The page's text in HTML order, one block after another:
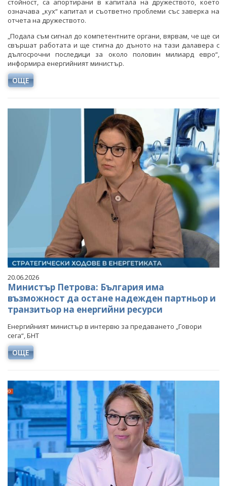
стойност, са апортирани в капитала на дружеството, което
означава „кух“ капитал и съответно проблеми със заверка на
отчета на дружеството.
„Подала съм сигнал до компетентните органи, вярвам, че ще си
свършат работата и ще стигна до дъното на тази далавера с
дългосрочни последици за около половин милиард евро“,
информира енергийният министър.
ОЩЕ
20.06.2026
Министър Петрова: България има
възможност да остане надежден партньор и
транзитьор на енергийни ресурси
Енергийният министър в интервю за предаването „Говори
сега“, БНТ
ОЩЕ